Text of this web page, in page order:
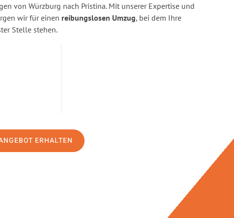
von Würzburg nach Pristina. Mit unserer Expertise und
wir für einen reibungslosen Umzug, bei dem Ihre
Stelle stehen.
ERHALTEN